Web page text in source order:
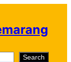
Search